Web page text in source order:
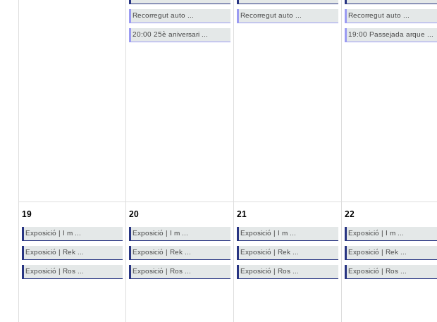
Recorregut auto ...
20:00 25è aniversari ...
Recorregut auto ... Recorregut auto ...
19:00 Passejada arque ...
19
Exposició | I m ...
Exposició | Rek ...
Exposició | Ros ...
20
Exposició | I m ...
Exposició | Rek ...
Exposició | Ros ...
21
Exposició | I m ...
Exposició | Rek ...
Exposició | Ros ...
22
Exposició | I m ...
Exposició | Rek ...
Exposició | Ros ...